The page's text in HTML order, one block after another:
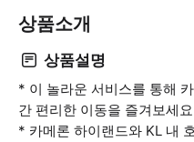
상품소개
상품설명
* 이 놀라운 서비스를 통해
간 편리한 이동을 즐겨보세요
* 카메론 하이랜드와 KL 내